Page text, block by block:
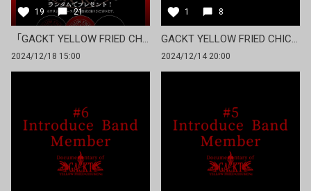
19 21
「GACKT YELLOW FRIED CHICKENz〜紅燐朱舞愁狂乱宴〜」 Zepp Haneda(TOKYO)にてオフィシャルフードがオープン！
2024/12/18 15:00
1 8
GACKT YELLOW FRIED CHICKENz Documentary #7「Introduce Band Member」
2024/12/14 20:00